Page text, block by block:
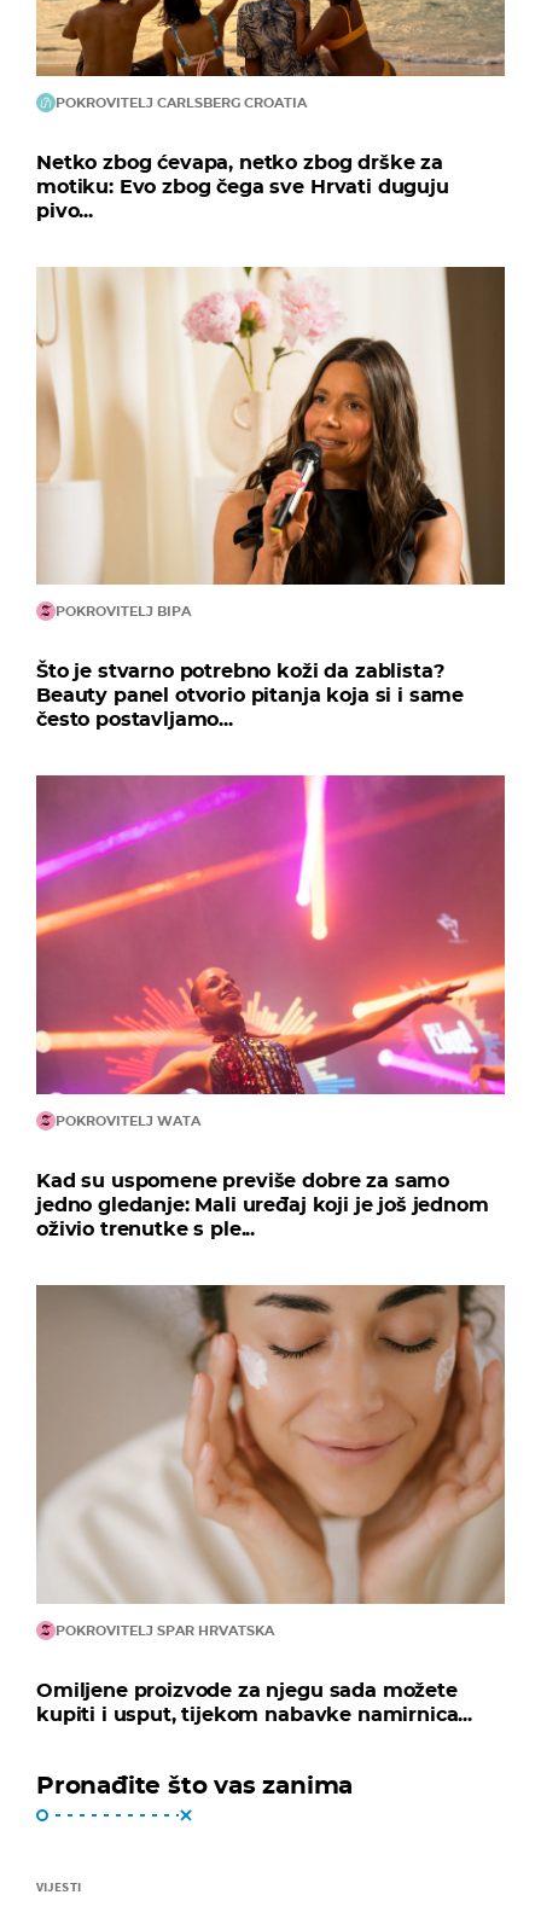
POKROVITELJ CARLSBERG CROATIA
Netko zbog ćevapa, netko zbog drške za
motiku: Evo zbog čega sve Hrvati duguju
pivo...
POKROVITELJ BIPA
Što je stvarno potrebno koži da zablista?
Beauty panel otvorio pitanja koja si i same
često postavljamo...
POKROVITELJ WATA
Kad su uspomene previše dobre za samo
jedno gledanje: Mali uređaj koji je još jednom
oživio trenutke s ple...
POKROVITELJ SPAR HRVATSKA
Omiljene proizvode za njegu sada možete
kupiti i usput, tijekom nabavke namirnica...
Pronađite što vas zanima
VIJESTI